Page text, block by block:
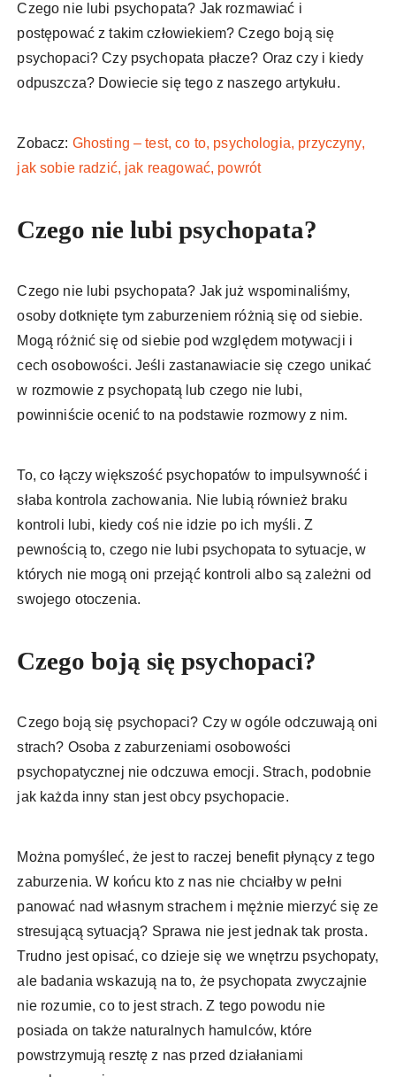
Czego nie lubi psychopata? Jak rozmawiać i
postępować z takim człowiekiem? Czego boją się
psychopaci? Czy psychopata płacze? Oraz czy i kiedy
odpuszcza? Dowiecie się tego z naszego artykułu.
Zobacz: Ghosting – test, co to, psychologia, przyczyny,
jak sobie radzić, jak reagować, powrót
Czego nie lubi psychopata?
Czego nie lubi psychopata? Jak już wspominaliśmy,
osoby dotknięte tym zaburzeniem różnią się od siebie.
Mogą różnić się od siebie pod względem motywacji i
cech osobowości. Jeśli zastanawiacie się czego unikać
w rozmowie z psychopatą lub czego nie lubi,
powinniście ocenić to na podstawie rozmowy z nim.
To, co łączy większość psychopatów to impulsywność i
słaba kontrola zachowania. Nie lubią również braku
kontroli lubi, kiedy coś nie idzie po ich myśli. Z
pewnością to, czego nie lubi psychopata to sytuacje, w
których nie mogą oni przejąć kontroli albo są zależni od
swojego otoczenia.
Czego boją się psychopaci?
Czego boją się psychopaci? Czy w ogóle odczuwają oni
strach? Osoba z zaburzeniami osobowości
psychopatycznej nie odczuwa emocji. Strach, podobnie
jak każda inny stan jest obcy psychopacie.
Można pomyśleć, że jest to raczej benefit płynący z tego
zaburzenia. W końcu kto z nas nie chciałby w pełni
panować nad własnym strachem i mężnie mierzyć się ze
stresującą sytuacją? Sprawa nie jest jednak tak prosta.
Trudno jest opisać, co dzieje się we wnętrzu psychopaty,
ale badania wskazują na to, że psychopata zwyczajnie
nie rozumie, co to jest strach. Z tego powodu nie
posiada on także naturalnych hamulców, które
powstrzymują resztę z nas przed działaniami